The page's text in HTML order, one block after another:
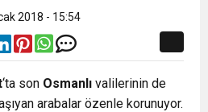
2018 - 15:54
‘ta son Osmanlı valilerinin de
arabalar özenle korunuyor.